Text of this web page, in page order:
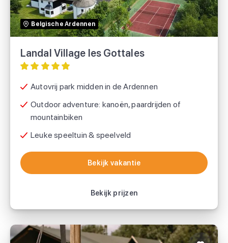
Belgische Ardennen
Landal Village les Gottales
Autovrij park midden in de Ardennen
Outdoor adventure: kanoën, paardrijden of
mountainbiken
Leuke speeltuin & speelveld
Bekijk vakantie
Bekijk prijzen
Landal
Bekijk vakantie